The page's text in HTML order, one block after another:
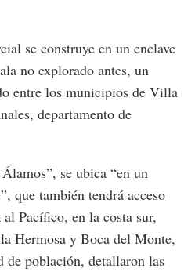
se construye en un enclave
no explorado antes, un
entre los municipios de Villa
departamento de
se ubica “en un
que también tendrá acceso
Pacífico, en la costa sur,
Hermosa y Boca del Monte,
de población, detallaron las